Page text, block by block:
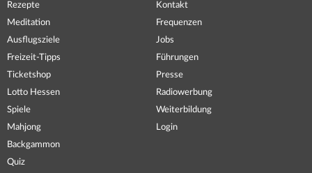
Rezepte
Meditation
Ausflugsziele
Freizeit-Tipps
Ticketshop
Lotto Hessen
Spiele
Mahjong
Backgammon
Quiz
Kontakt
Frequenzen
Jobs
Führungen
Presse
Radiowerbung
Weiterbildung
Login